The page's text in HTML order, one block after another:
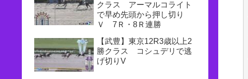
クラス アーマルコライト
で早め先頭から押し切り
Ｖ 7Ｒ・8Ｒ連勝
【武豊】東京12R3歳以上2
勝クラス コシュデリで逃
げ切りV